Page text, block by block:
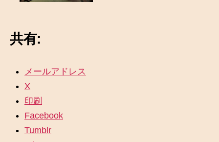
共有:
メールアドレス
X
印刷
Facebook
Tumblr